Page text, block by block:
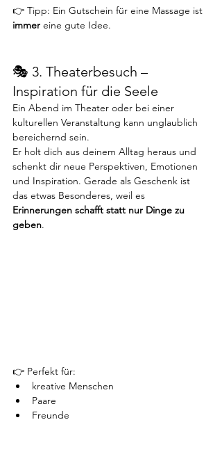
👉 Tipp: Ein Gutschein für eine Massage ist
immer eine gute Idee.
🎭 3. Theaterbesuch –
Inspiration für die Seele
Ein Abend im Theater oder bei einer
kulturellen Veranstaltung kann unglaublich
bereichernd sein.
Er holt dich aus deinem Alltag heraus und
schenkt dir neue Perspektiven, Emotionen
und Inspiration. Gerade als Geschenk ist
das etwas Besonderes, weil es
Erinnerungen schafft statt nur Dinge zu
geben.
👉 Perfekt für:
kreative Menschen
Paare
Freunde